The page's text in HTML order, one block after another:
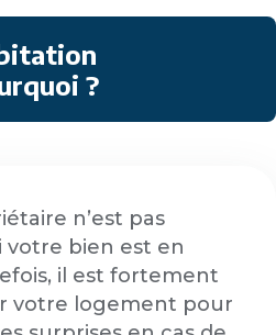
?
n’est pas
votre bien est en
il est fortement
votre logement pour